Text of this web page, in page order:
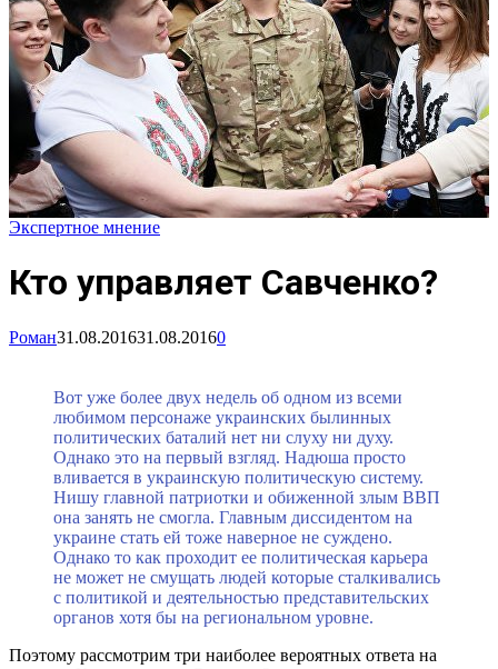
Экспертное мнение
Кто управляет Савченко?
Роман31.08.201631.08.20160
Вот уже более двух недель об одном из всеми
любимом персонаже украинских былинных
политических баталий нет ни слуху ни духу.
Однако это на первый взгляд. Надюша просто
вливается в украинскую политическую систему.
Нишу главной патриотки и обиженной злым ВВП
она занять не смогла. Главным диссидентом на
украине стать ей тоже наверное не суждено.
Однако то как проходит ее политическая карьера
не может не смущать людей которые сталкивались
с политикой и деятельностью представительских
органов хотя бы на региональном уровне.
Поэтому рассмотрим три наиболее вероятных ответа на